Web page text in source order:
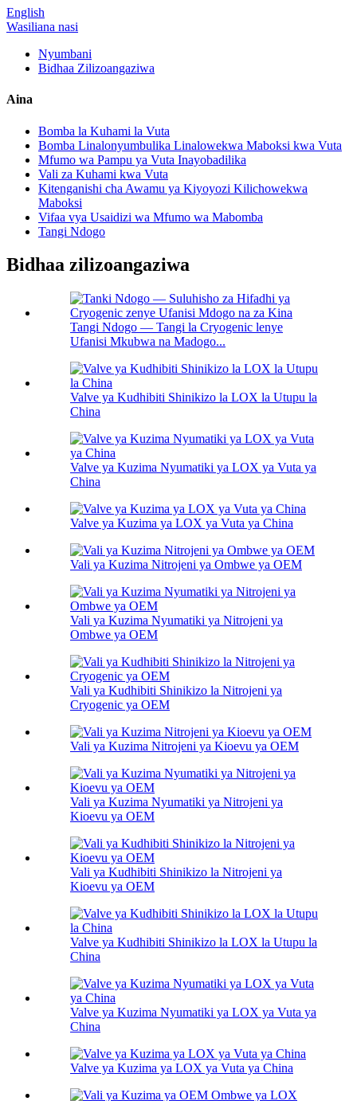
English
Wasiliana nasi
Nyumbani
Bidhaa Zilizoangaziwa
Aina
Bomba la Kuhami la Vuta
Bomba Linalonyumbulika Linalowekwa Maboksi kwa Vuta
Mfumo wa Pampu ya Vuta Inayobadilika
Vali za Kuhami kwa Vuta
Kitenganishi cha Awamu ya Kiyoyozi Kilichowekwa
Maboksi
Vifaa vya Usaidizi wa Mfumo wa Mabomba
Tangi Ndogo
Bidhaa zilizoangaziwa
Tangi Ndogo — Tangi la Cryogenic lenye
Ufanisi Mkubwa na Madogo...
Valve ya Kudhibiti Shinikizo la LOX la Utupu la
China
Valve ya Kuzima Nyumatiki ya LOX ya Vuta ya
China
Valve ya Kuzima ya LOX ya Vuta ya China
Vali ya Kuzima Nitrojeni ya Ombwe ya OEM
Vali ya Kuzima Nyumatiki ya Nitrojeni ya
Ombwe ya OEM
Vali ya Kudhibiti Shinikizo la Nitrojeni ya
Cryogenic ya OEM
Vali ya Kuzima Nitrojeni ya Kioevu ya OEM
Vali ya Kuzima Nyumatiki ya Nitrojeni ya
Kioevu ya OEM
Vali ya Kudhibiti Shinikizo la Nitrojeni ya
Kioevu ya OEM
Valve ya Kudhibiti Shinikizo la LOX la Utupu la
China
Valve ya Kuzima Nyumatiki ya LOX ya Vuta ya
China
Valve ya Kuzima ya LOX ya Vuta ya China